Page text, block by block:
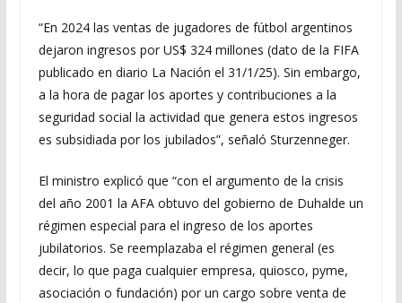
“En 2024 las ventas de jugadores de fútbol argentinos
dejaron ingresos por US$ 324 millones (dato de la FIFA
publicado en diario La Nación el 31/1/25). Sin embargo,
a la hora de pagar los aportes y contribuciones a la
seguridad social la actividad que genera estos ingresos
es subsidiada por los jubilados”, señaló Sturzenneger.
El ministro explicó que “con el argumento de la crisis
del año 2001 la AFA obtuvo del gobierno de Duhalde un
régimen especial para el ingreso de los aportes
jubilatorios. Se reemplazaba el régimen general (es
decir, lo que paga cualquier empresa, quiosco, pyme,
asociación o fundación) por un cargo sobre venta de